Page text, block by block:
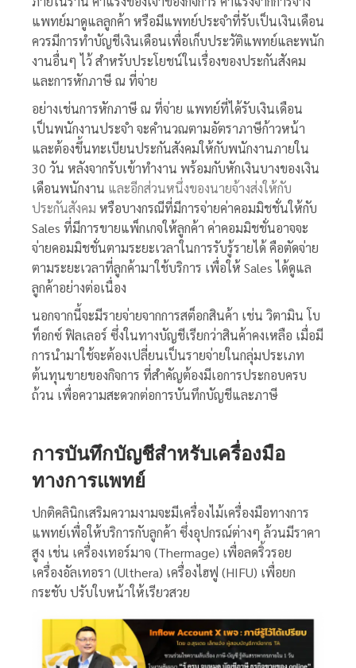
แพทย์มาดูแลลูกค้า หรือมีแพทย์ประจำที่รับเป็นเงินเดือน
ควรมีการทำบัญชีเงินเดือนเพื่อเก็บประวัติแพทย์และพนัก
งานอื่นๆ ไว้ สำหรับประโยชน์ในเรื่องของประกันสังคม
และการหักภาษี ณ ที่จ่าย
อย่างเช่นการหักภาษี ณ ที่จ่าย แพทย์ที่ได้รับเงินเดือน
เป็นพนักงานประจำ จะคำนวณตามอัตราภาษีก้าวหน้า
และต้องขึ้นทะเบียนประกันสังคมให้กับพนักงานภายใน
30 วัน หลังจากรับเข้าทำงาน พร้อมกับหักเงินบางของเงิน
เดือนพนักงาน และอีกส่วนหนึ่งของนายจ้างส่งให้กับ
ประกันสังคม หรือบางกรณีที่มีการจ่ายค่าคอมมิชชั่นให้กับ
Sales ที่มีการขายแพ็กเกจให้ลูกค้า ค่าคอมมิชชั่นอาจจะ
จ่ายคอมมิชชั่นตามระยะเวลาในการรับรู้รายได้ คือตัดจ่าย
ตามระยะเวลาที่ลูกค้ามาใช้บริการ เพื่อให้ Salesได้ดูแล
ลูกค้าอย่างต่อเนื่อง
นอกจากนี้จะมีรายจ่ายจากการสต็อกสินค้า เช่น วิตามิน โบ
ท็อกซ์ ฟิลเลอร์ ซึ่งในทางบัญชีเรียกว่าสินค้าคงเหลือ เมื่อมี
การนำมาใช้จะต้องเปลี่ยนเป็นรายจ่ายในกลุ่มประเภท
ต้นทุนขายของกิจการ ที่สำคัญต้องมีเอการประกอบครบ
ถ้วน เพื่อความสะดวกต่อการบันทึกบัญชีและภาษี
การบันทึกบัญชีสำหรับเครื่องมือ
ทางการแพทย์
ปกติคลินิกเสริมความงามจะมีเครื่องไม้เครื่องมือทางการ
แพทย์เพื่อให้บริการกับลูกค้า ซึ่งอุปกรณ์ต่างๆ ล้วนมีราคา
สูง เช่น เครื่องเทอร์มาจ (Thermage) เพื่อลดริ้วรอย
เครื่องอัลเทอรา (Ulthera) เครื่องไฮฟู (HIFU) เพื่อยก
กระชับ ปรับใบหน้าให้เรียวสวย